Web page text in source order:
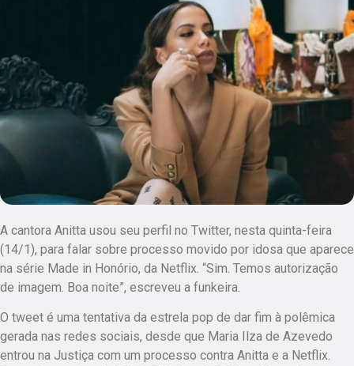
A cantora Anitta usou seu perfil no Twitter, nesta quinta-feira
(14/1), para falar sobre processo movido por idosa que aparece
na série Made in Honório, da Netflix. “Sim. Temos autorização
de imagem. Boa noite”, escreveu a funkeira.
O tweet é uma tentativa da estrela pop de dar fim à polêmica
gerada nas redes sociais, desde que Maria Ilza de Azevedo
entrou na Justiça com um processo contra Anitta e a Netflix.